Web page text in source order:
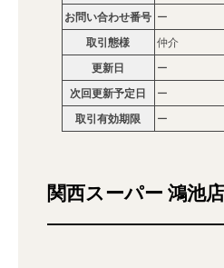
お問い合わせ番号 ー
取引態様
仲介
更新日
ー
次回更新予定日
ー
取引有効期限
ー
関西スーパー 鴻池